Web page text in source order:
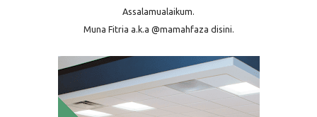
Assalamualaikum.
Muna Fitria a.k.a @mamahfaza disini.